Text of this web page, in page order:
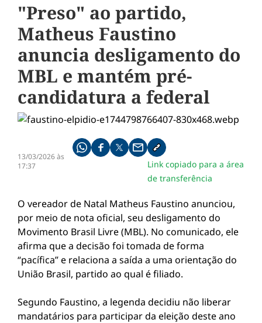
"Preso" ao partido,
Matheus Faustino
anuncia desligamento do
MBL e mantém pré-
candidatura a federal
13/03/2026 às
17:37
Compartilhe pelo whatsapp
Compartilhar no facebook
Compartilhar no twitter
Compartilhe pelo email
Copiar link da notícia
Link copiado para a área
de transferência
O vereador de Natal Matheus Faustino anunciou,
por meio de nota oficial, seu desligamento do
Movimento Brasil Livre (MBL). No comunicado, ele
afirma que a decisão foi tomada de forma
“pacífica” e relaciona a saída a uma orientação do
União Brasil, partido ao qual é filiado.
Segundo Faustino, a legenda decidiu não liberar
mandatários para participar da eleição deste ano